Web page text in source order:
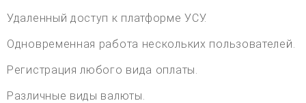
Удаленный доступ к платформе УСУ.
Одновременная работа нескольких пользователей.
Регистрация любого вида оплаты.
Различные виды валюты.